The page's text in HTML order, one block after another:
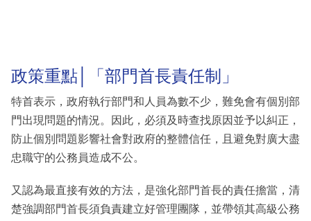
政策重點│「部門首長責任制」
特首表示，政府執行部門和人員為數不少，難免會有個別部
門出現問題的情況。因此，必須及時查找原因並予以糾正，
防止個別問題影響社會對政府的整體信任，且避免對廣大盡
忠職守的公務員造成不公。
又認為最直接有效的方法，是強化部門首長的責任擔當，清
楚強調部門首長須負責建立好管理團隊，並帶領其高級公務